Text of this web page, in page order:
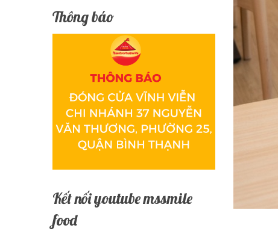
Thông báo
Kết nối youtube mssmile
food